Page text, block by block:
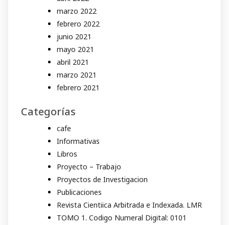
marzo 2022
febrero 2022
junio 2021
mayo 2021
abril 2021
marzo 2021
febrero 2021
Categorías
cafe
Informativas
Libros
Proyecto – Trabajo
Proyectos de Investigacion
Publicaciones
Revista Cientiica Arbitrada e Indexada. LMR
TOMO 1. Codigo Numeral Digital: 0101